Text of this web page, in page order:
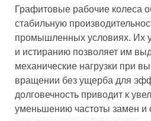
Графитовые рабочие колеса
стабильную
промышленных условиях. Их
и истиранию позволяет им
механические нагрузки при
вращении без ущерба для
долговечность приводит к
уменьшению частоты замен и